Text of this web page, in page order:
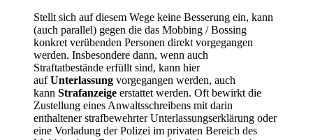
Stellt sich auf diesem Wege keine Besserung ein, kann
(auch parallel) gegen die das Mobbing / Bossing
konkret verübenden Personen direkt vorgegangen
werden. Insbesondere dann, wenn auch
Straftatbestände erfüllt sind, kann hier
aufUnterlassung vorgegangen werden, auch
kann Strafanzeige erstattet werden. Oft bewirkt die
Zustellung eines Anwaltsschreibens mit darin
enthaltener strafbewehrter Unterlassungserklärung oder
eine Vorladung der Polizei im privaten Bereich des